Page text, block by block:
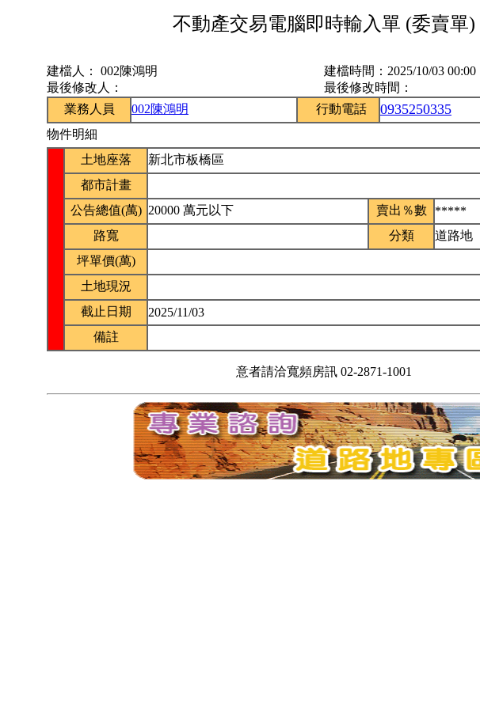
不動產交易電腦即時輸入單 (委賣單)
建檔人： 002陳鴻明 建檔時間： 2025/10/03 00:00
最後修改人：
最後修改時間：
業務人員
002陳鴻明 行動電話 0935250335
物件明細
土地座落
新北市板橋區
都市計畫
公告總值(萬) 20000 萬元以下 賣出％數
*****
路寬
分類
道路地
坪單價(萬)
土地現況
截止日期
2025/11/03
備註
意者請洽寬頻房訊 02-2871-1001